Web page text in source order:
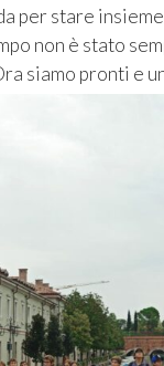
per stare
non è stato
siamo pronti e